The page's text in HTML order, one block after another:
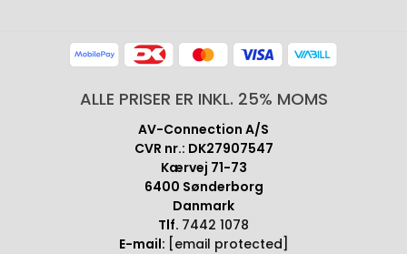
ALLE PRISER ER INKL. 25% MOMS
AV-Connection A/S
CVR nr.: DK27907547
Kærvej 71-73
6400 Sønderborg
Danmark
Tlf. 7442 1078
E-mail: [email protected]